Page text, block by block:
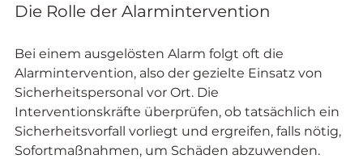
Die Rolle der Alarmintervention
Bei einem ausgelösten Alarm folgt oft die
Alarmintervention, also der gezielte Einsatz von
Sicherheitspersonal vor Ort. Die
Interventionskräfte überprüfen, ob tatsächlich ein
Sicherheitsvorfall vorliegt und ergreifen, falls nötig,
Sofortmaßnahmen, um Schäden abzuwenden.